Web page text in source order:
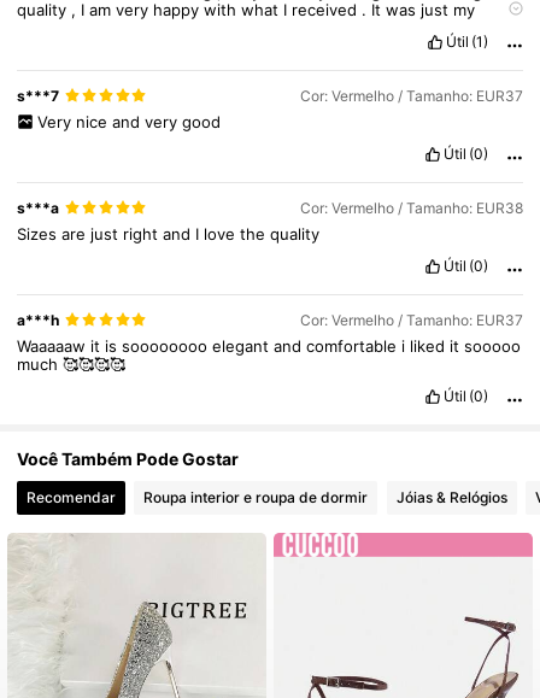
quality , Iamvery happywithwhat I received . Itwas just my
Útil (1)
s***7 Cor: Vermelho / Tamanho: EUR37
Very nice and very good
Útil (0)
s***a Cor: Vermelho / Tamanho: EUR38
Sizesare just rightand I lovethequality
Útil (0)
a***h Cor: Vermelho / Tamanho: EUR37
Waaaaaw it issooooooooelegantandcomfortable i liked itsooooo
much🥰🥰🥰🥰
Útil (0)
Você Também Pode Gostar
Recomendar Roupa interior e roupa de dormir Jóias & Relógios